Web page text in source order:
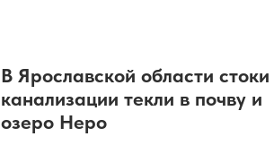
В Ярославской области стоки
канализации текли в почву и
озеро Неро